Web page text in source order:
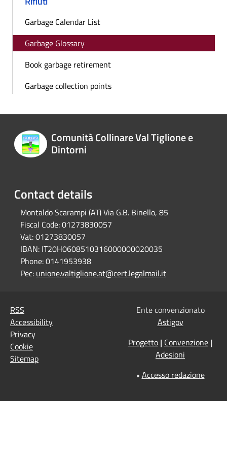
Garbage Calendar List
Garbage Glossary
Book garbage retirement
Garbage collection points
Comunità Collinare Val Tiglione e
Dintorni
Contact details
Montaldo Scarampi (AT) Via G.B. Binello, 85
Fiscal Code:01273830057
Vat:01273830057
IBAN: IT20H0608510316000000020035
Phone:0141953938
Pec: unione.valtiglione.at@cert.legalmail.it
RSS
Accessibility
Privacy
Cookie
Sitemap
Ente convenzionato
Astigov
Progetto | Convenzione |
Adesioni
• Accesso redazione